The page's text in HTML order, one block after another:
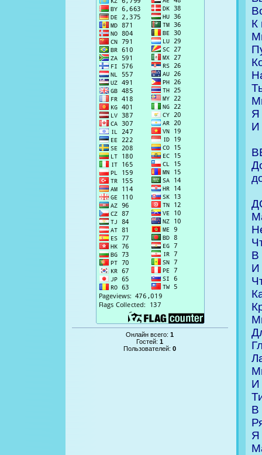
Онлайн всего:1
Гостей:1
Пользователей:0
К
Я
И
В
И
И
В
Я